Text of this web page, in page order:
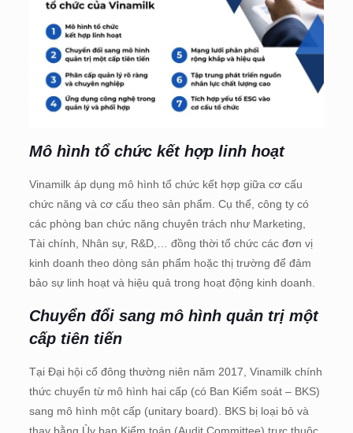
Mô hình tổ chức kết hợp linh hoạt
Vinamilk áp dụng mô hình tổ chức kết hợp giữa cơ cấu
chức năng và cơ cấu theo sản phẩm. Cụ thể, công ty có
các phòng ban chức năng chuyên trách như Marketing,
Tài chính, Nhân sự, R&D,… đồng thời tổ chức các đơn vị
kinh doanh theo dòng sản phẩm hoặc thị trường để đảm
bảo sự linh hoạt và hiệu quả trong hoạt động kinh doanh.
Chuyển đổi sang mô hình quản trị một
cấp tiên tiến
Tại Đại hội cổ đông thường niên năm 2017, Vinamilk chính
thức chuyển từ mô hình hai cấp (có Ban Kiểm soát – BKS)
sang mô hình một cấp (unitary board). BKS bị loại bỏ và